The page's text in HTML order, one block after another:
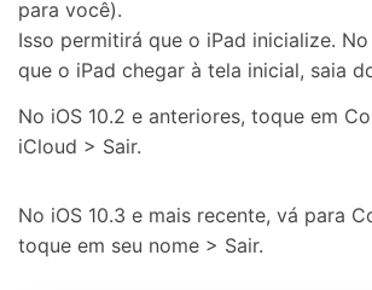
para você).
Isso permitirá que o iPad inicialize.
que o iPad chegar à tela inicial, saia
No iOS 10.2 e anteriores, toque em
iCloud > Sair.
No iOS 10.3 e mais recente, vá para
toque em seu nome > Sair.